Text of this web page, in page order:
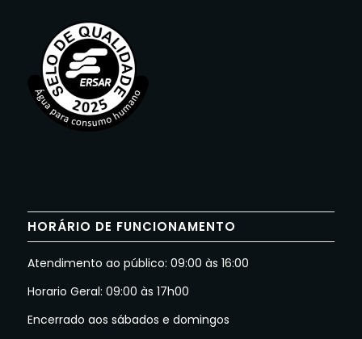
HORÁRIO DE FUNCIONAMENTO
Atendimento ao público: 09:00 às 16:00
Horario Geral: 09:00 às 17h00
Encerrado aos sábados e domingos